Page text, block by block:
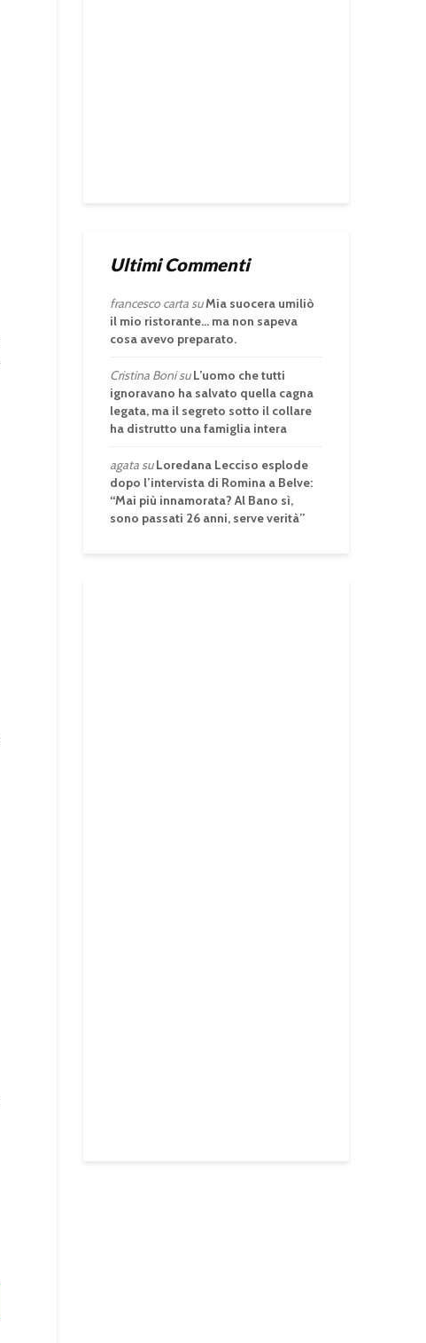
Ultimi Commenti
francesco cartasuMia suocera umiliò
il mio ristorante… ma non sapeva
cosa avevo preparato.
Cristina BonisuL’uomo che tutti
ignoravano ha salvato quella cagna
legata, ma il segreto sotto il collare
ha distrutto una famiglia intera
agatasuLoredana Lecciso esplode
dopo l’intervista di Romina a Belve:
“Mai più innamorata? Al Bano sì,
sono passati 26 anni, serve verità”